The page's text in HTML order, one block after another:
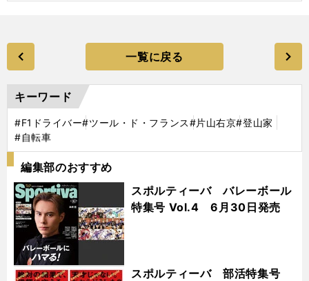
一覧に戻る
キーワード
#F1ドライバー#ツール・ド・フランス#片山右京#登山家
#自転車
編集部のおすすめ
スポルティーバ バレーボール
特集号 Vol.4 6月30日発売
スポルティーバ 部活特集号